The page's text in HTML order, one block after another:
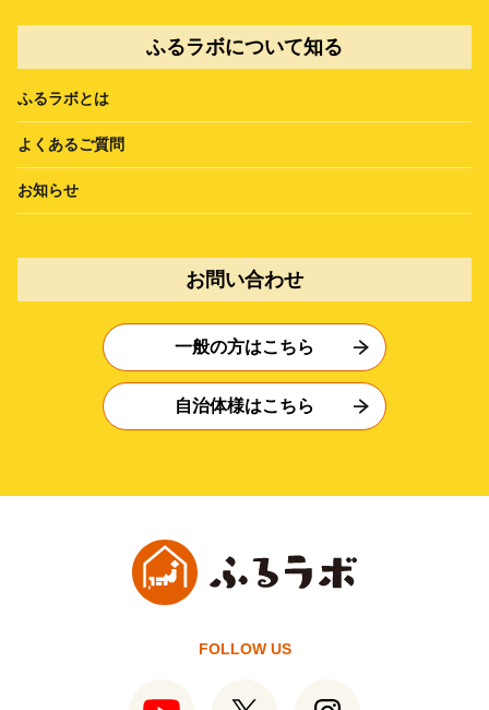
ふるラボについて知る
ふるラボとは
よくあるご質問
お知らせ
お問い合わせ
一般の方はこちら
自治体様はこちら
FOLLOW US